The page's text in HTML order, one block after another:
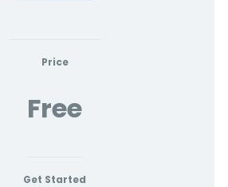
Price
Free
Get Started